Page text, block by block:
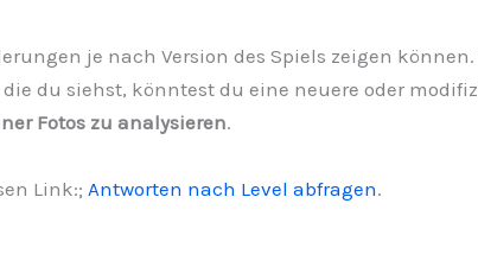
je nach Version des Spiels zeigen
du siehst, könntest du eine neuere oder
Fotos zu analysieren.
Link:; Antworten nach Level abfragen.